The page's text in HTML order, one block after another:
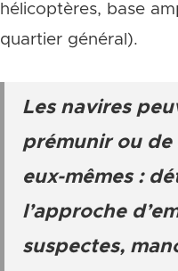
hélicoptères, base
quartier général).
Les navires
prémunir ou de
eux-mêmes :
l’approche
suspectes,